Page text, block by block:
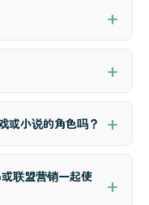
或小说的角色吗？
联盟营销一起使